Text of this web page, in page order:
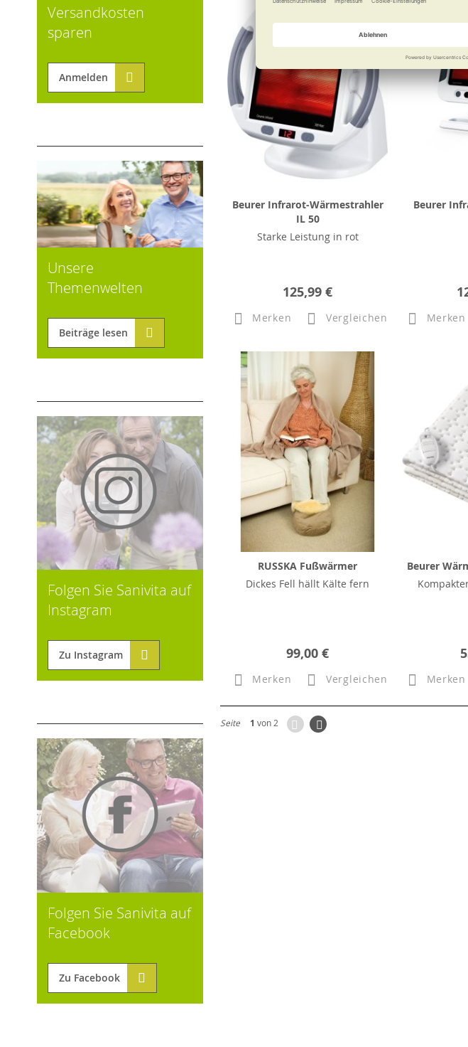
Beurer Infrarot-Wärmestrahler
IL 50
Starke Leistung in rot
125,99 €
Merken Vergleichen
Beurer
Merken
RUSSKA Fußwärmer
Dickes Fell hällt Kälte fern
99,00 €
Merken Vergleichen
Beurer
Merken
Seite 1 von 2 ZurückSeite
Weiter
Versandkosten
sparen
Anmelden
Unsere
Themenwelten
Beiträge lesen
Folgen Sie Sanivita auf
Instagram
Zu Instagram
Folgen Sie Sanivita auf
Facebook
Zu Facebook